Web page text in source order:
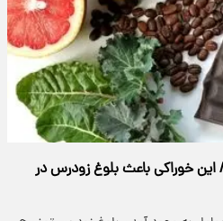
خوراکی باعث بلوغ زودرس در